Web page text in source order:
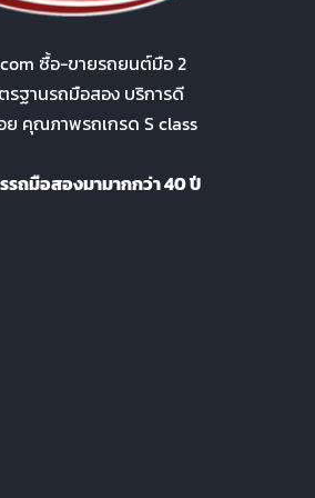
ซื้อ-ขายรถยนต์มือ 2
รฐานรถมือสอง บริการดี
ย คุณภาพรถเกรด S class
รถมือสองมามากกว่า 40 ปี